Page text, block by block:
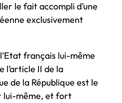
le fait accompli d’une
exclusivement
français lui-même
l’article II de la
de la République est le
lui-même, et fort